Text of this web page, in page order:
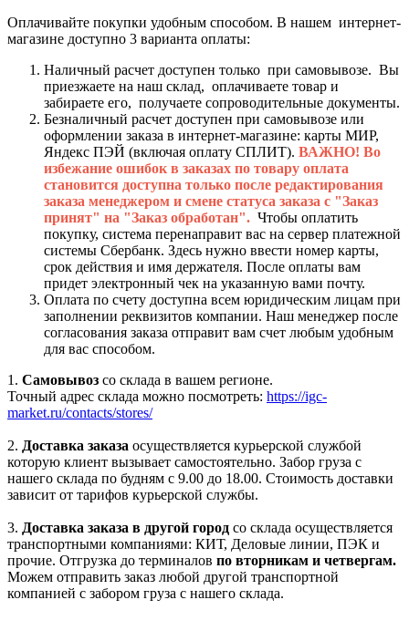
Оплачивайте покупки удобным способом. В нашем интернет-
магазине доступно 3 варианта оплаты:
Наличный расчет доступен только при самовывозе. Вы
приезжаете на наш склад, оплачиваете товар и
забираете его, получаете сопроводительные документы.
Безналичный расчет доступен при самовывозе или
оформлении заказа в интернет-магазине: карты МИР,
Яндекс ПЭЙ (включая оплату СПЛИТ). ВАЖНО! Во
избежание ошибок в заказах по товару оплата
становится доступна только после редактирования
заказа менеджером и смене статуса заказа с "Заказ
принят" на "Заказ обработан". Чтобы оплатить
покупку, система перенаправит вас на сервер платежной
системы Сбербанк. Здесь нужно ввести номер карты,
срок действия и имя держателя. После оплаты вам
придет электронный чек на указанную вами почту.
Оплата по счету доступна всем юридическим лицам при
заполнении реквизитов компании. Наш менеджер после
согласования заказа отправит вам счет любым удобным
для вас способом.
1. Самовывоз со склада в вашем регионе.
Точный адрес склада можно посмотреть: https://igc-
market.ru/contacts/stores/
2. Доставка заказа осуществляется курьерской службой
которую клиент вызывает самостоятельно. Забор груза с
нашего склада по будням с 9.00 до 18.00. Стоимость доставки
зависит от тарифов курьерской службы.
3. Доставка заказа в другой город со склада осуществляется
транспортными компаниями: КИТ, Деловые линии, ПЭК и
прочие. Отгрузка до терминалов по вторникам и четвергам.
Можем отправить заказ любой другой транспортной
компанией с забором груза с нашего склада.